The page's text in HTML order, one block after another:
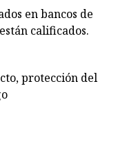
en bancos de
calificados.
protección del